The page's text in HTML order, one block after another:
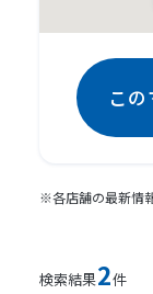
こ
※各店舗の最新情
検索結果2件